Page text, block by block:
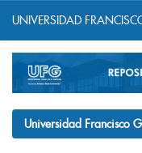
navigation
UNIVERSIDAD
Universidad Francisco